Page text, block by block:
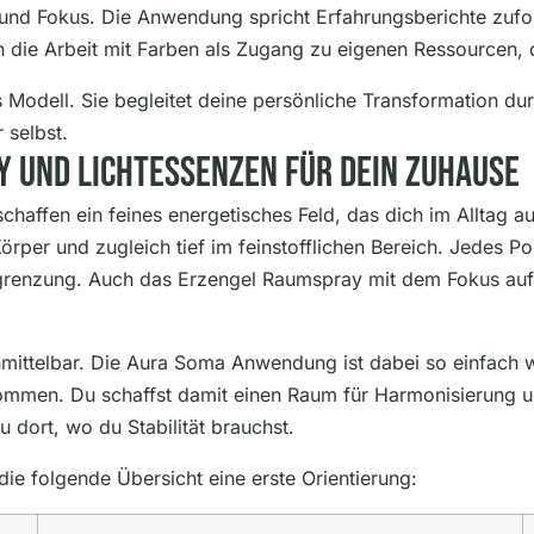
Fokus. Die Anwendung spricht Erfahrungsberichte
Arbeit mit Farben als Zugang zu eigenen
Sie begleitet deine persönliche Transformation
selbst.
Und Lichtessenzen Für Dein Zuhause
ein feines energetisches Feld, das dich im Alltag
und zugleich tief im feinstofflichen Bereich. Jedes
Auch das Erzengel Raumspray mit dem Fokus
Die Aura Soma Anwendung ist dabei so einfach
Du schaffst damit einen Raum für Harmonisierung
dort, wo du Stabilität brauchst.
folgende Übersicht eine erste Orientierung: